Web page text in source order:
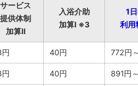
サービス
提供体制
加算Ⅱ
入浴介助
加算Ⅰ ※3
1
利用
円 40円 772円～
円 40円 891円～